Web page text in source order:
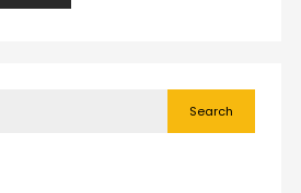
Search